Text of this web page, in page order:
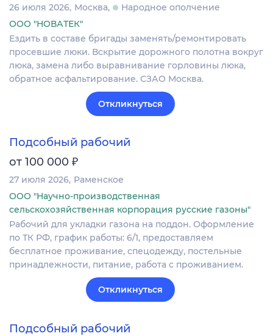
26 июля 2026 Москва
Народное ополчение
ООО "НОВАТЕК"
Ездить в составе бригады заменять/ремонтировать
просевшие люки. Вскрытие дорожного полотна вокруг
люка, замена либо выравнивание горловины люка,
обратное асфальтирование. СЗАО Москва.
Откликнуться
Подсобный рабочий
от 100 000 ₽
27 июля 2026 Раменское
ООО "Научно-производственная
сельскохозяйственная корпорация русские газоны"
Рабочий для укладки газона на поддон. Оформление
по ТК РФ, график работы: 6/1, предоставляем
бесплатное проживание, спецодежду, постельные
принадлежности, питание, работа с проживанием.
Откликнуться
Подсобный рабочий